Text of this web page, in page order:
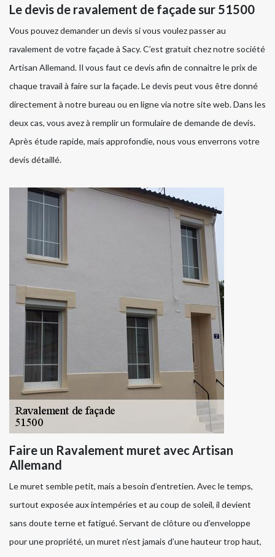
Le devis de ravalement de façade sur 51500
Vous pouvez demander un devis si vous voulez passer au
ravalement de votre façade à Sacy. C’est gratuit chez notre société
Artisan Allemand. Il vous faut ce devis afin de connaitre le prix de
chaque travail à faire sur la façade. Le devis peut vous être donné
directement à notre bureau ou en ligne via notre site web. Dans les
deux cas, vous avez à remplir un formulaire de demande de devis.
Après étude rapide, mais approfondie, nous vous enverrons votre
devis détaillé.
Faire un Ravalement muret avec Artisan
Allemand
Le muret semble petit, mais a besoin d’entretien. Avec le temps,
surtout exposée aux intempéries et au coup de soleil, il devient
sans doute terne et fatigué. Servant de clôture ou d’enveloppe
pour une propriété, un muret n’est jamais d’une hauteur trop haut,